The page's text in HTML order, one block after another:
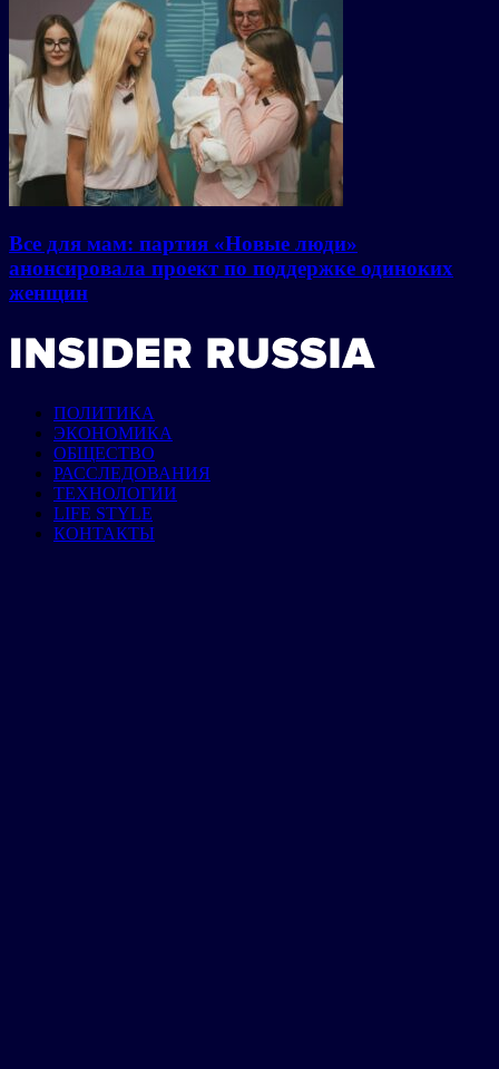
Все для мам: партия «Новые люди»
анонсировала проект по поддержке одиноких
женщин
ПОЛИТИКА
ЭКОНОМИКА
ОБЩЕСТВО
РАССЛЕДОВАНИЯ
ТЕХНОЛОГИИ
LIFE STYLE
КОНТАКТЫ